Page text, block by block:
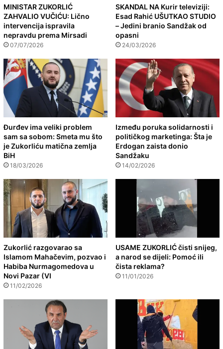
MINISTAR ZUKORLIĆ
ZAHVALIO VUČIĆU: Lično
intervencija ispravila
nepravdu prema Mirsadi
07/07/2026
SKANDAL NA Kurir televiziji:
Esad Rahić UŠUTKAO STUDIO
– Jedini branio Sandžak od
opasni
24/03/2026
Đurđev ima veliki problem
sam sa sobom: Smeta mu što
je Zukorliću matična zemlja
BiH
18/03/2026
Između poruka solidarnosti i
političkog marketinga: Šta je
Erdogan zaista donio
Sandžaku
14/02/2026
Zukorlić razgovarao sa
Islamom Mahačevim, pozvao i
Habiba Nurmagomedova u
Novi Pazar (VI
11/02/2026
USAME ZUKORLIĆ čisti snijeg,
a narod se dijeli: Pomoć ili
čista reklama?
11/01/2026